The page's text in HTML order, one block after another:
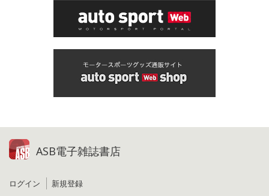
ASB電子雑誌書店
ログイン 新規登録